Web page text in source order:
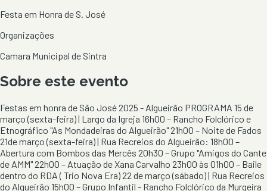
Festa em Honra de S. José
Organizações
Camara Municipal de Sintra
Sobre este evento
Festas em honra de São José 2025 - Algueirão PROGRAMA 15 de
março (sexta-feira) | Largo da Igreja 16h00 – Rancho Folclórico e
Etnográfico "As Mondadeiras do Algueirão" 21h00 – Noite de Fados
21de março (sexta-feira) | Rua Recreios do Algueirão: 18h00 –
Abertura com Bombos das Mercês 20h30 – Grupo "Amigos do Cante
de AMM" 22h00 – Atuação de Xana Carvalho 23h00 às 01h00 – Baile
dentro do RDA ( Trio Nova Era) 22 de março (sábado) | Rua Recreios
do Algueirão 15h00 – Grupo Infantil - Rancho Folclórico da Murgeira